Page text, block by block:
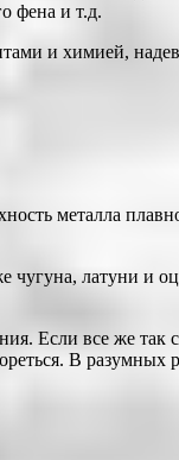
фена и т.д.
и химией,
металла
чугуна, латуни
Если все же
В